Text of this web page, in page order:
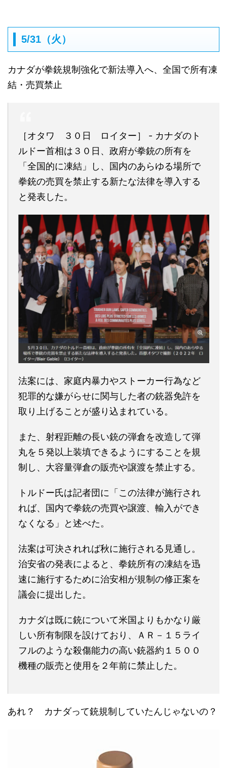
5/31（火）
カナダが拳銃規制強化で新法導入へ、全国で所有凍
結・売買禁止
［オタワ ３０日 ロイター］ - カナダのト
ルドー首相は３０日、政府が拳銃の所有を
「全国的に凍結」し、国内のあらゆる場所で
拳銃の売買を禁止する新たな法律を導入する
と発表した。
法案には、家庭内暴力やストーカー行為など
犯罪的な嫌がらせに関与した者の銃器免許を
取り上げることが盛り込まれている。
また、射程距離の長い銃の弾倉を改造して弾
丸を５発以上装填できるようにすることを規
制し、大容量弾倉の販売や譲渡を禁止する。
トルドー氏は記者団に「この法律が施行され
れば、国内で拳銃の売買や譲渡、輸入ができ
なくなる」と述べた。
法案は可決されれば秋に施行される見通し。
治安省の発表によると、拳銃所有の凍結を迅
速に施行するために治安相が規制の修正案を
議会に提出した。
カナダは既に銃について米国よりもかなり厳
しい所有制限を設けており、ＡＲ－１５ライ
フルのような殺傷能力の高い銃器約１５００
機種の販売と使用を２年前に禁止した。
あれ？ カナダって銃規制していたんじゃないの？